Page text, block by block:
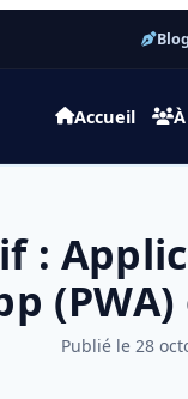
Blog
Accueil
:
Publié le 28